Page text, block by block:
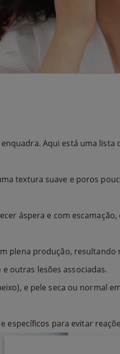
Aqui está uma lista
textura suave e poros
áspera e com
plena produção,
outras lesões associadas.
e pele seca ou normal
específicos para evitar